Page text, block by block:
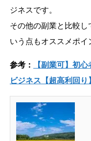
ジネスです。
その他の副業と比較
いう点もオススメポイ
参考：
【副業可】初
ビジネス【超高利回り】